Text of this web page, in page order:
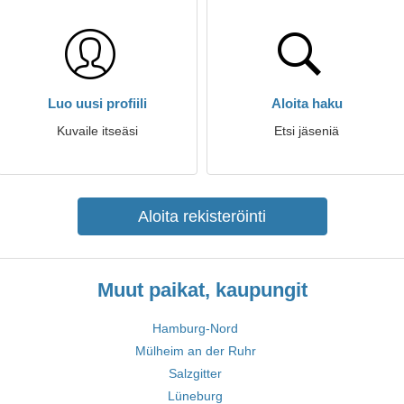
Luo uusi profiili
Kuvaile itseäsi
Aloita haku
Etsi jäseniä
Aloita rekisteröinti
Muut paikat, kaupungit
Hamburg-Nord
Mülheim an der Ruhr
Salzgitter
Lüneburg